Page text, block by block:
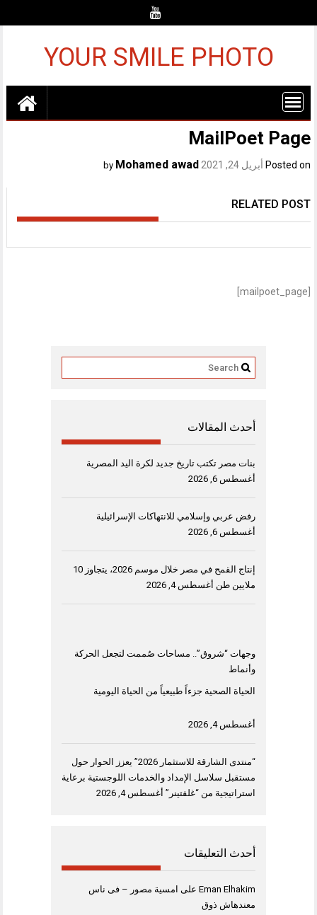
YOUR SMILE PHOTO
MailPoet Page
Posted on أبريل 24, 2021 Mohamed awad
RELATED POST
أحدث المقالات
بنات مصر تكتب تاريخ جديد لكرة اليد المصرية
أغسطس 6, 2026
رفض عربي وإسلامي للانتهاكات الإسرائيلية
أغسطس 6, 2026
إنتاج القمح في مصر خلال موسم 2026، يتجاوز 10
ملايين طن أغسطس 4, 2026
وجهات “شروق”.. مساحات صُممت لتجعل الحركة
وأنماط
الحياة الصحية جزءاً طبيعياً من الحياة اليومية
أغسطس 4, 2026
“منتدى الشارقة للاستثمار 2026” يعزز الحوار حول
مستقبل سلاسل الإمداد والخدمات اللوجستية برعاية
استراتيجية من “غلفتينر” أغسطس 4, 2026
أحدث التعليقات
Eman Elhakim على امسية مصور – فى ناس
معندهاش ذوق